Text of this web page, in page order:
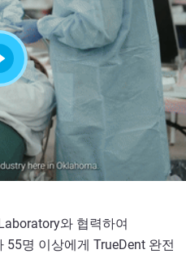
와 협력하여
55명 이상에게 TrueDent 완전